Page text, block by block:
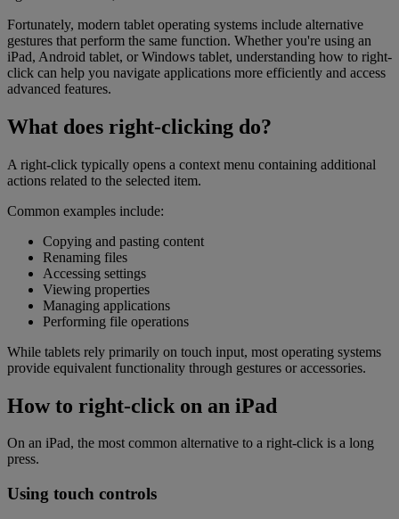
Fortunately, modern tablet operating systems include alternative
gestures that perform the same function. Whether you're using an
iPad, Android tablet, or Windows tablet, understanding how to right-
click can help you navigate applications more efficiently and access
advanced features.
What does right-clicking do?
A right-click typically opens a context menu containing additional
actions related to the selected item.
Common examples include:
Copying and pasting content
Renaming files
Accessing settings
Viewing properties
Managing applications
Performing file operations
While tablets rely primarily on touch input, most operating systems
provide equivalent functionality through gestures or accessories.
How to right-click on an iPad
On an iPad, the most common alternative to a right-click is a long
press.
Using touch controls